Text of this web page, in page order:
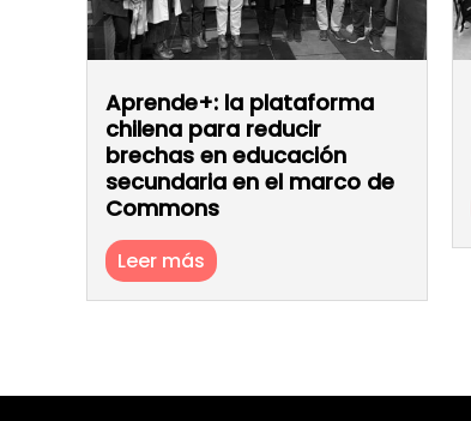
Aprende+: la plataforma
chilena para reducir
brechas en educación
secundaria en el marco de
Commons
Leer más